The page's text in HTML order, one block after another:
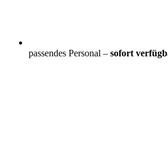
passendes Personal – sofort